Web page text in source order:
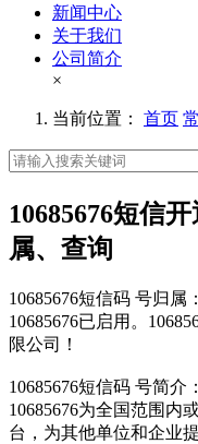
新闻中心
关于我们
公司简介
×
当前位置： 首页
10685676短信
属、查询
10685676短信码 号归属：
10685676已启用。
限公司！
10685676短信码 号简介：
10685676为全国范围内
台，为其他单位和企业